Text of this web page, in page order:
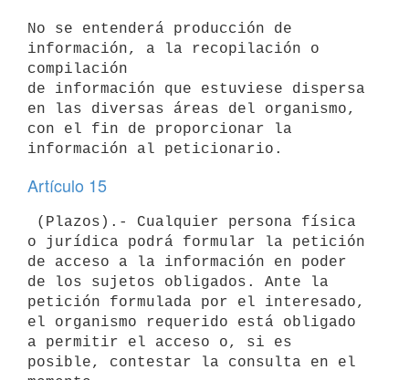
No se entenderá producción de
información, a la recopilación o
compilación
de información que estuviese dispersa
en las diversas áreas del organismo,
con el fin de proporcionar la
Artículo 15
o jurídica podrá formular la petición
de acceso a la información en poder
de los sujetos obligados. Ante la
petición formulada por el interesado,
el organismo requerido está obligado
a permitir el acceso o, si es
posible, contestar la consulta en el